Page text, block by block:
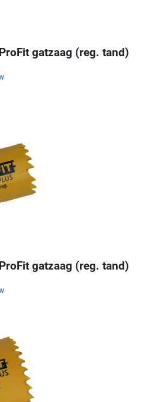
gatzaag (reg. tand)
gatzaag (reg. tand)